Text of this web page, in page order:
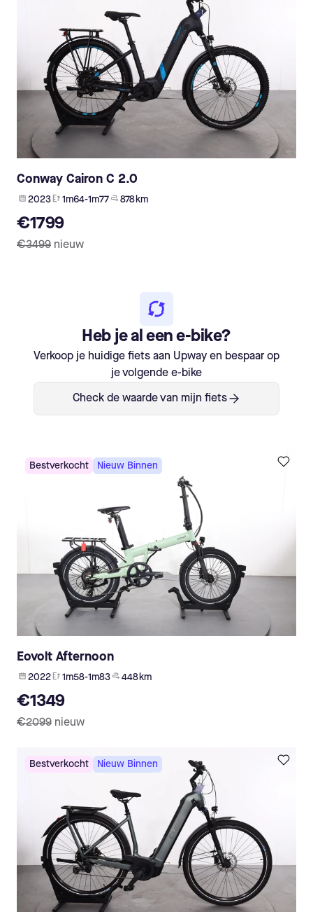
Conway Cairon C 2.0
2023 1m64-1m77 878 km
€1799
€3499 nieuw
Heb je al een e-bike?
Verkoop je huidige fiets aan Upway en bespaar op
je volgende e-bike
Check de waarde van mijn fiets
Bestverkocht Nieuw Binnen
Eovolt Afternoon
2022 1m58-1m83 448 km
€1349
€2099 nieuw
Bestverkocht Nieuw Binnen